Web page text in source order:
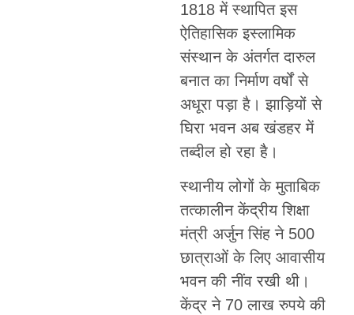
1818 में स्थापित इस
ऐतिहासिक इस्लामिक
संस्थान के अंतर्गत दारुल
बनात का निर्माण वर्षों से
अधूरा पड़ा है। झाड़ियों से
घिरा भवन अब खंडहर में
तब्दील हो रहा है।
स्थानीय लोगों के मुताबिक
तत्कालीन केंद्रीय शिक्षा
मंत्री अर्जुन सिंह ने 500
छात्राओं के लिए आवासीय
भवन की नींव रखी थी।
केंद्र ने 70 लाख रुपये की